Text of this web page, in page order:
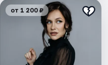
от 1 200 ₽